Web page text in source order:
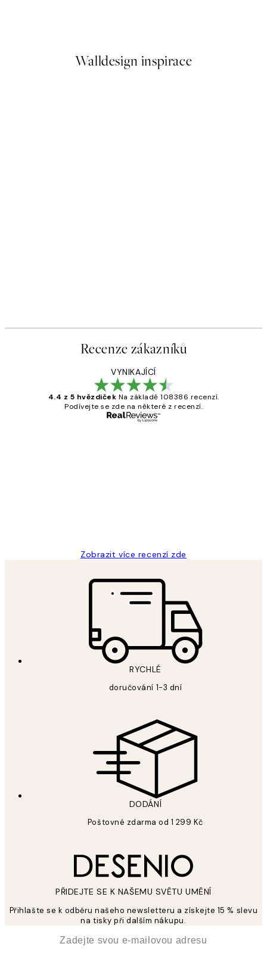
Walldesign inspirace
Recenze zákazníků
VYNIKAJÍCÍ
4.4 z 5 hvězdiček Na základě 108386 recenzí.
Podívejte se zde na některé z recenzí.
Zobrazit více recenzí zde
RYCHLÉ
doručování 1-3 dní
DODÁNÍ
Poštovné zdarma od 1 299 Kč
PŘIDEJTE SE K NAŠEMU SVĚTU UMĚNÍ
Přihlašte se k odběru našeho newsletteru a získejte 15 % slevu
na tisky při dalším nákupu.